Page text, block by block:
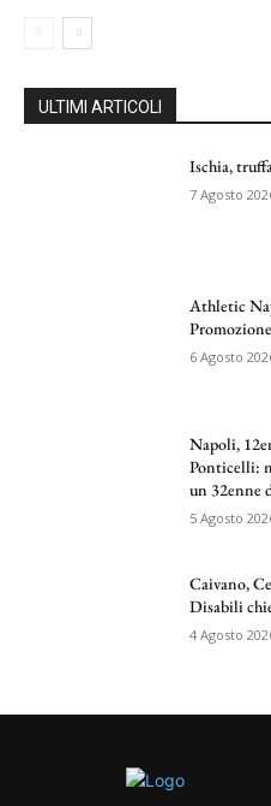
ULTIMI ARTICOLI
Ischia,
7 Agosto
Athletic
Promozione
6 Agosto
Napoli,
Ponticelli:
un 32enne
5 Agosto
Caivano,
Disabili
4 Agosto